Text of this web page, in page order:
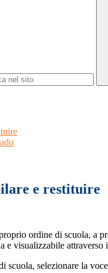
e restituire
ordine di scuola, a
e visualizzabile
scuola, selezionare la